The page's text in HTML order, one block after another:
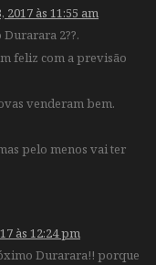
às 11:55 am
2??.
feliz com a previsão
venderam bem.
pelo menos vai ter
às 12:24 pm
Durarara!! porque